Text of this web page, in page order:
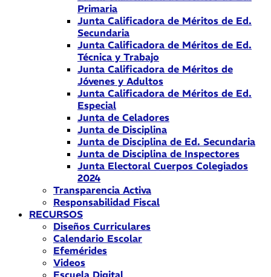
Primaria
Junta Calificadora de Méritos de Ed.
Secundaria
Junta Calificadora de Méritos de Ed.
Técnica y Trabajo
Junta Calificadora de Méritos de
Jóvenes y Adultos
Junta Calificadora de Méritos de Ed.
Especial
Junta de Celadores
Junta de Disciplina
Junta de Disciplina de Ed. Secundaria
Junta de Disciplina de Inspectores
Junta Electoral Cuerpos Colegiados
2024
Transparencia Activa
Responsabilidad Fiscal
RECURSOS
Diseños Curriculares
Calendario Escolar
Efemérides
Videos
Escuela Digital